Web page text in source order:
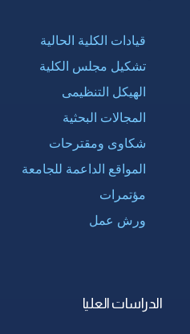
قيادات الكلية الحالية
تشكيل مجلس الكلية
الهيكل التنظيمى
المجالات البحثية
شكاوى ومقترحات
المواقع الداعمة للجامعة
مؤتمرات
ورش عمل
الدراسات العليا